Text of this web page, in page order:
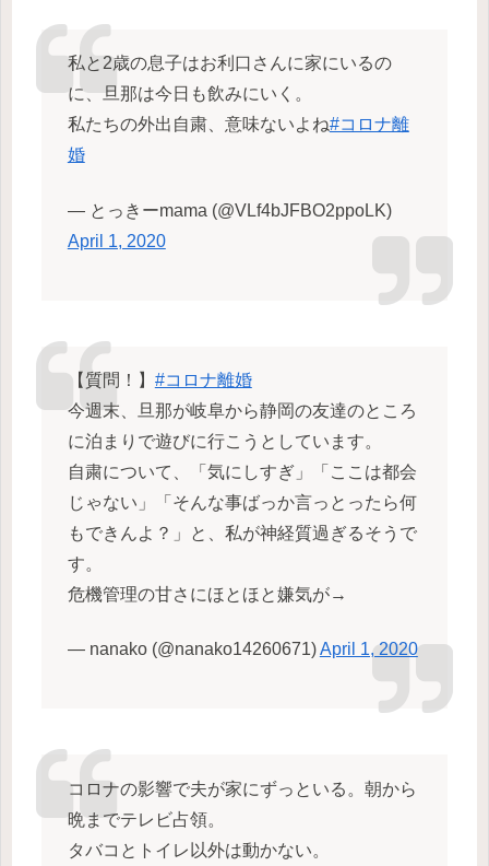
私と2歳の息子はお利口さんに家にいるの
に、旦那は今日も飲みにいく。
私たちの外出自粛、意味ないよね#コロナ離
婚
— とっきーmama (@VLf4bJFBO2ppoLK)
April 1, 2020
【質問！】 #コロナ離婚
今週末、旦那が岐阜から静岡の友達のところ
に泊まりで遊びに行こうとしています。
自粛について、「気にしすぎ」「ここは都会
じゃない」「そんな事ばっか言っとったら何
もできんよ？」と、私が神経質過ぎるそうで
す。
危機管理の甘さにほとほと嫌気が→
— nanako (@nanako14260671)April 1, 2020
コロナの影響で夫が家にずっといる。朝から
晩までテレビ占領。
タバコとトイレ以外は動かない。